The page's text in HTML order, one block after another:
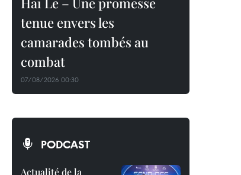
tenue envers les
camarades tombés au
combat
07/08/2026 00:30
PODCAST
Actualité de la